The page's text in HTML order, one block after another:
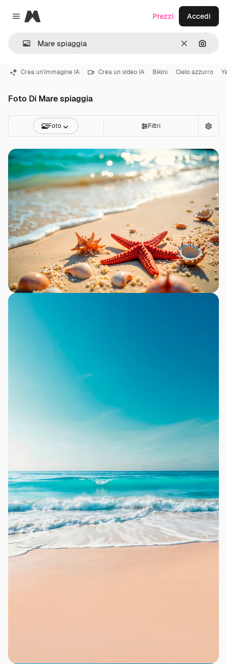
Close menu
Magnific
CancellaCerca
Prezzi Accedi
Crea un'immagine IA Crea un video IA Bikini Cielo azzurro
Foto Di Mare spiaggia
Foto Filtri